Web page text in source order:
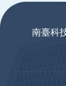
南臺科